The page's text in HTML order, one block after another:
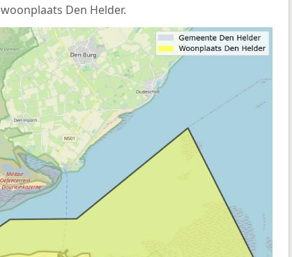
Den Helder.